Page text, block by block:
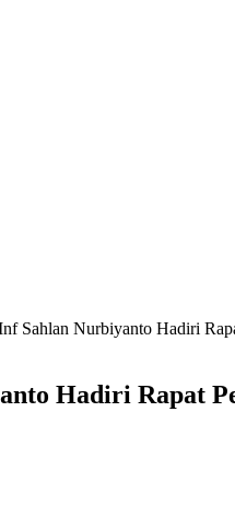
Sahlan Nurbiyanto Hadiri
Hadiri Rapat